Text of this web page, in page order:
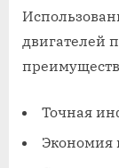
двигателей
Точная
Экономия